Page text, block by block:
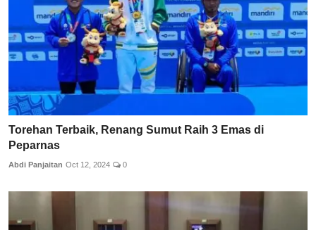
Torehan Terbaik, Renang Sumut Raih 3 Emas di
Peparnas
Abdi Panjaitan Oct 12, 2024 0